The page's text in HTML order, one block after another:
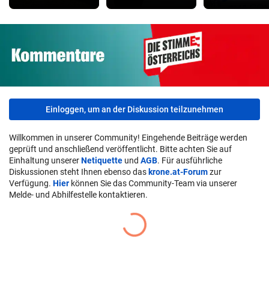
Einloggen, um an der Diskussion teilzunehmen
Willkommen in unserer Community! Eingehende Beiträge werden
geprüft und anschließend veröffentlicht. Bitte achten Sie auf
Einhaltung unsererNetiquette und AGB. Für ausführliche
Diskussionen steht Ihnen ebenso das krone.at-Forumzur
Verfügung. Hier können Sie das Community-Team via unserer
Melde- und Abhilfestelle kontaktieren.